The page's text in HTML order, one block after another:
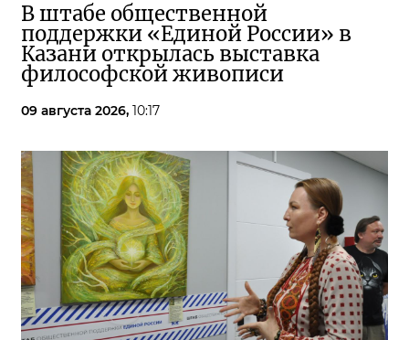
В штабе общественной
поддержки «Единой России» в
Казани открылась выставка
философской живописи
09 августа 2026, 10:17